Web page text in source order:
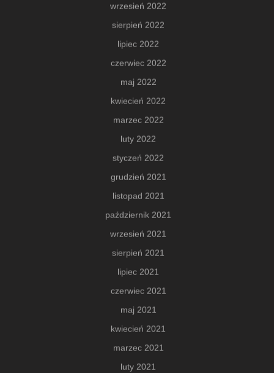
wrzesień 2022
sierpień 2022
lipiec 2022
czerwiec 2022
maj 2022
kwiecień 2022
marzec 2022
luty 2022
styczeń 2022
grudzień 2021
listopad 2021
październik 2021
wrzesień 2021
sierpień 2021
lipiec 2021
czerwiec 2021
maj 2021
kwiecień 2021
marzec 2021
luty 2021